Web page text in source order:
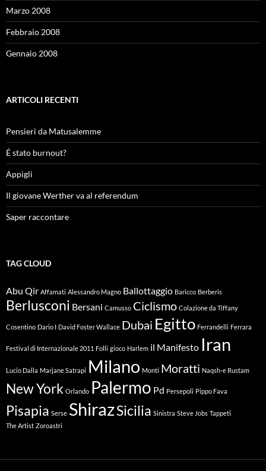
Marzo 2008
Febbraio 2008
Gennaio 2008
ARTICOLI RECENTI
Pensieri da Matusalemme
É stato burnout?
Appigli
Il giovane Werther va al referendum
Saper raccontare
TAG CLOUD
Abu Qir Affamati Alessandro Magno Ballottaggio Baricco Berberis
Berlusconi Bersani Camusso Ciclismo Colazione da Tiffany
Cosentino Dario I David Foster Wallace Dubai Egitto Ferrandelli Ferrara
Festival di Internazionale 2011 Folli gioco Harlem il Manifesto Iran
Lucio Dalla Marjane Satrapi Milano Monti Moratti Naqsh-e Rustam
New York Orlando Palermo Pd Persepoli Pippo Fava
Pisapia Serse ShirazSicilia Sinistra Steve Jobs Tappeti
The Artist Zoroastri